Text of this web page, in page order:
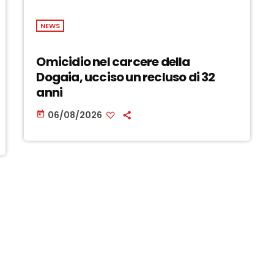
NEWS
Omicidio nel carcere della
Dogaia, ucciso un recluso di 32
anni
today 06/08/2026